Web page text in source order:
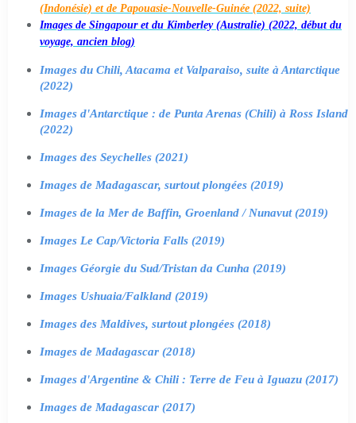
(Indonésie) et de Papouasie-Nouvelle-Guinée (2022, suite)
Images de Singapour et du Kimberley (Australie) (2022, début du
voyage, ancien blog)
Images du Chili, Atacama et Valparaiso, suite à Antarctique
(2022)
Images d'Antarctique : de Punta Arenas (Chili) à Ross Island
(2022)
Images des Seychelles (2021)
Images de Madagascar, surtout plongées (2019)
Images de la Mer de Baffin, Groenland / Nunavut (2019)
Images Le Cap/Victoria Falls (2019)
Images Géorgie du Sud/Tristan da Cunha (2019)
Images Ushuaia/Falkland (2019)
Images des Maldives, surtout plongées (2018)
Images de Madagascar (2018)
Images d'Argentine & Chili : Terre de Feu à Iguazu (2017)
Images de Madagascar (2017)